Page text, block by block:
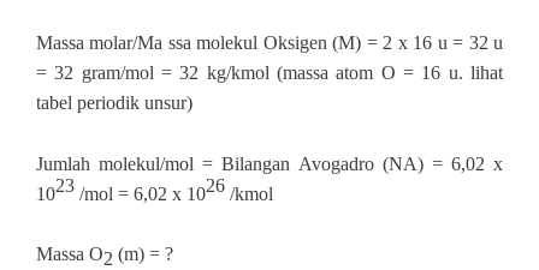
Massa molar/Ma ssa molekul Oksigen (M) = 2 x 16 u = 32 u
= 32 gram/mol = 32 kg/kmol (massa atom O = 16 u. lihat
tabel periodik unsur)
Jumlah molekul/mol = Bilangan Avogadro (NA) = 6,02 x
1023 /mol = 6,02 x 1026 /kmol
Massa O2 (m) = ?